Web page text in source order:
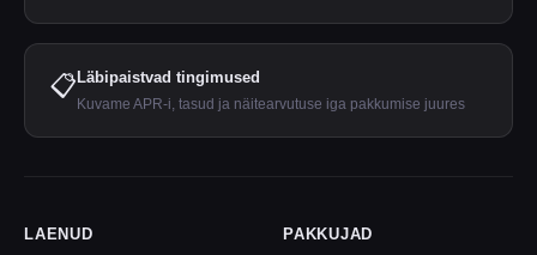
📋Läbipaistvad tingimused
Kuvame APR-i, tasud ja näitearvutuse iga pakkumise juures
LAENUD
PAKKUJAD